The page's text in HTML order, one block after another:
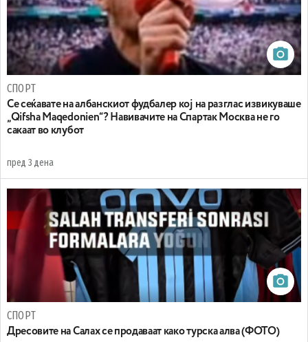
СПОРТ
Се сеќавате на албанскиот фудбалер кој на разглас извикуваше
„Qifsha Maqedonien“? Навивачите на Спартак Москва не го
сакаат во клубот
пред 3 дена
СПОРТ
Дресовите на Салах се продаваат како турска алва (ФОТО)